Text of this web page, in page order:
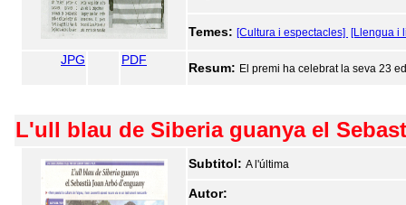
Temes: [Cultura i espectacles] [Llengua i
JPG PDF
Resum: El premi ha celebrat la seva 23
L'ull blau de Siberia guanya el
Subtitol: A l'última
Autor: